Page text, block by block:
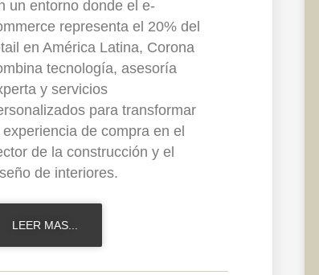
un entorno donde el e-
representa el 20% del
en América Latina, Corona
tecnología, asesoría
y servicios
para transformar
experiencia de compra en el
de la construcción y el
de interiores.
LEER MAS...